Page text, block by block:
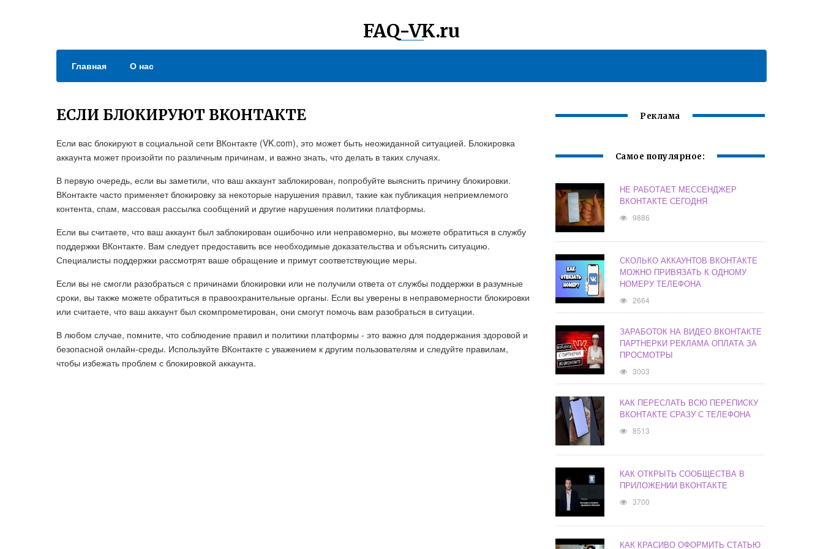
FAQ-VK.ru
Главная О нас
ЕСЛИ БЛОКИРУЮТ ВКОНТАКТЕ
Если вас блокируют в социальной сети ВКонтакте (VK.com), это может быть неожиданной ситуацией. Блокировка
аккаунта может произойти по различным причинам, и важно знать, что делать в таких случаях.
В первую очередь, если вы заметили, что ваш аккаунт заблокирован, попробуйте выяснить причину блокировки.
ВКонтакте часто применяет блокировку за некоторые нарушения правил, такие как публикация неприемлемого
контента, спам, массовая рассылка сообщений и другие нарушения политики платформы.
Если вы считаете, что ваш аккаунт был заблокирован ошибочно или неправомерно, вы можете обратиться в службу
поддержки ВКонтакте. Вам следует предоставить все необходимые доказательства и объяснить ситуацию.
Специалисты поддержки рассмотрят ваше обращение и примут соответствующие меры.
Если вы не смогли разобраться с причинами блокировки или не получили ответа от службы поддержки в разумные
сроки, вы также можете обратиться в правоохранительные органы. Если вы уверены в неправомерности блокировки
или считаете, что ваш аккаунт был скомпрометирован, они смогут помочь вам разобраться в ситуации.
В любом случае, помните, что соблюдение правил и политики платформы - это важно для поддержания здоровой и
безопасной онлайн-среды. Используйте ВКонтакте с уважением к другим пользователям и следуйте правилам,
чтобы избежать проблем с блокировкой аккаунта.
Реклама
Самое популярное:
НЕ РАБОТАЕТ МЕССЕНДЖЕР
ВКОНТАКТЕ СЕГОДНЯ
9886
СКОЛЬКО АККАУНТОВ ВКОНТАКТЕ
МОЖНО ПРИВЯЗАТЬ К ОДНОМУ
НОМЕРУ ТЕЛЕФОНА
2664
ЗАРАБОТОК НА ВИДЕО ВКОНТАКТЕ
ПАРТНЕРКИ РЕКЛАМА ОПЛАТА ЗА
ПРОСМОТРЫ
3003
КАК ПЕРЕСЛАТЬ ВСЮ ПЕРЕПИСКУ
ВКОНТАКТЕ СРАЗУ С ТЕЛЕФОНА
8513
КАК ОТКРЫТЬ СООБЩЕСТВА В
ПРИЛОЖЕНИИ ВКОНТАКТЕ
3700
КАК КРАСИВО ОФОРМИТЬ СТАТЬЮ